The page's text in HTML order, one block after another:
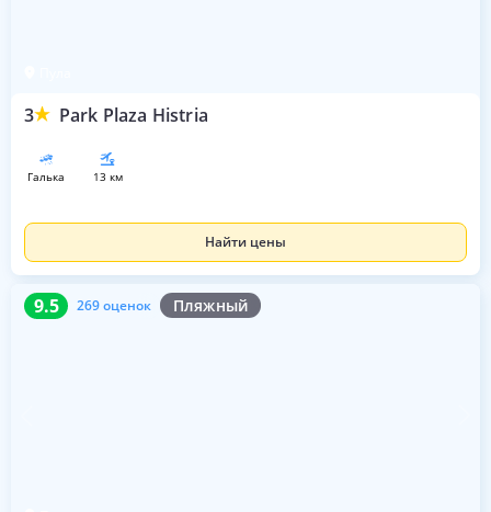
3 Park Plaza Histria
галька 13 км
Найти цены
9.5 269 оценок Пляжный
9.5 269 оценок